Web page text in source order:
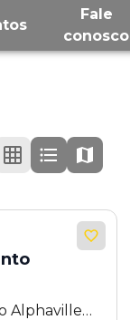
Fale
conosco
Alphaville